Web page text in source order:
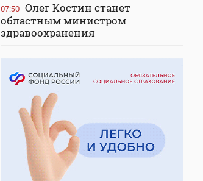
07:50 Олег Костин станет
областным министром
здравоохранения